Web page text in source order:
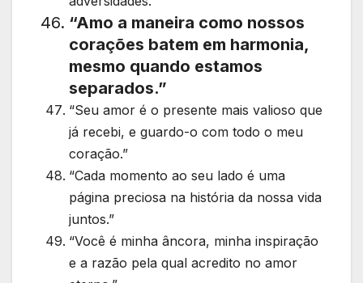
“Amo a maneira como nossos
corações batem em harmonia,
mesmo quando estamos
separados.”
“Seu amor é o presente mais valioso que
já recebi, e guardo-o com todo o meu
coração.”
“Cada momento ao seu lado é uma
página preciosa na história da nossa vida
juntos.”
“Você é minha âncora, minha inspiração
e a razão pela qual acredito no amor